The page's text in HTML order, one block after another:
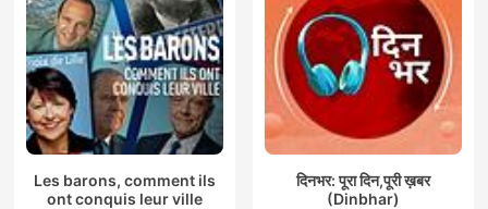
Les barons, comment ils
ont conquis leur ville
दिनभर: पूरा दिन,पूरी ख़बर
(Dinbhar)